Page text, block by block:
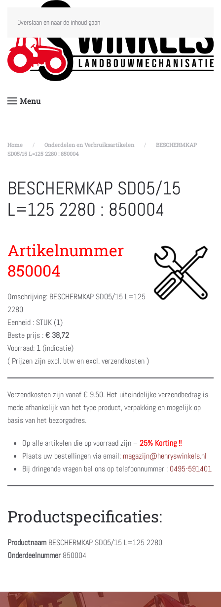
Overslaan en naar de inhoud gaan
Menu
Home Onderdelen en Verbruiksartikelen
BESCHERMKAP
SD05/15 L=125 2280 : 850004
BESCHERMKAP SD05/15
L=125 2280 : 850004
Artikelnummer
850004
Omschrijving: BESCHERMKAP SD05/15 L=125
2280
Eenheid : STUK (1)
Beste prijs :€ 38,72
Voorraad: 1 (indicatie)
( Prijzen zijn excl. btw en excl. verzendkosten )
Verzendkosten zijn vanaf € 9.50. Het uiteindelijke verzendbedrag is
mede afhankelijk van het type product, verpakking en mogelijk op
basis van het bezorgadres.
Op alle artikelen die op voorraad zijn – 25% Korting !!
Plaats uw bestellingen via email: magazijn@henryswinkels.nl
Bij dringende vragen bel ons op telefoonnummer : 0495-591401
Productspecificaties:
Productnaam BESCHERMKAP SD05/15 L=125 2280
Onderdeelnummer 850004